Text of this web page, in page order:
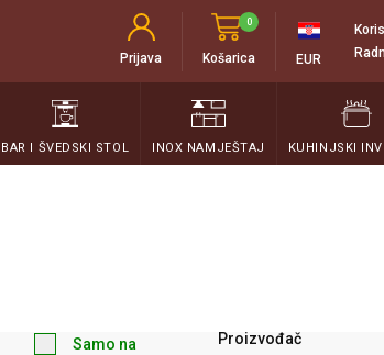
Prijava Košarica
0
EUR
BAR I ŠVEDSKI STOL INOX NAMJEŠTAJ KUHINJSKI
Samo na
Proizvođač